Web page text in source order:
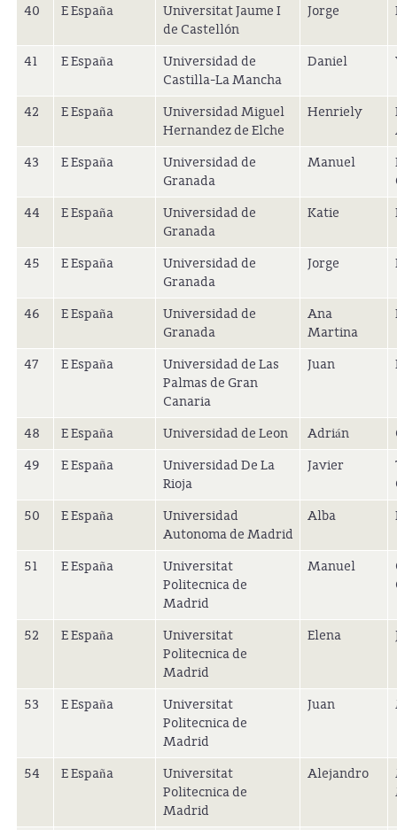
40 E España
Universitat Jaume I
de Castellón
Jorge
41 E España
Universidad de
Castilla-La Mancha
Daniel
42 E España
Universidad Miguel
Hernandez de Elche
Henriely
43
E España
Universidad de
Granada
Manuel
44
E España
Universidad de
Granada
Katie
45 E España
Universidad de
Granada
Jorge
46 E España
Universidad de
Granada
Ana
Martina
47 E España
Universidad de Las
Palmas de Gran
Canaria
Juan
48 E España Universidad de Leon Adrián
49
E España
Universidad De La
Rioja
Javier
50
E España
Universidad
Autonoma de Madrid
Alba
51 E España
Universitat
Politecnica de
Madrid
Manuel
52 E España
Universitat
Politecnica de
Madrid
Elena
53 E España
Universitat
Politecnica de
Madrid
Juan
54 E España
Universitat
Politecnica de
Madrid
Alejandro